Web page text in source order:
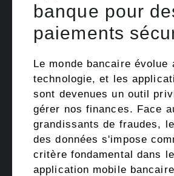
banque pour
paiements
Le monde bancaire évolue
technologie, et les
sont devenues un outil
gérer nos finances. Face
grandissants de fraudes,
des données s'impose
critère fondamental dans
application mobile